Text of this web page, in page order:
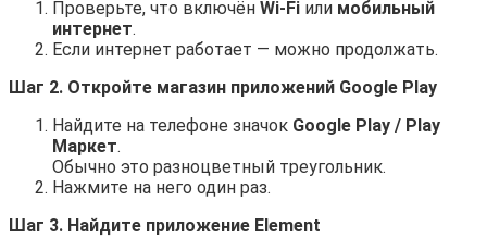
Проверьте, что включён Wi-Fi или мобильный
интернет.
Если интернет работает — можно продолжать.
Шаг 2. Откройте магазин приложений Google Play
Найдите на телефоне значок Google Play / Play
Маркет.
Обычно это разноцветный треугольник.
Нажмите на него один раз.
Шаг 3. Найдите приложение Element